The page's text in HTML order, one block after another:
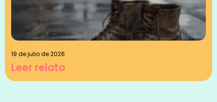
19 de julio de 2026
Leer relato